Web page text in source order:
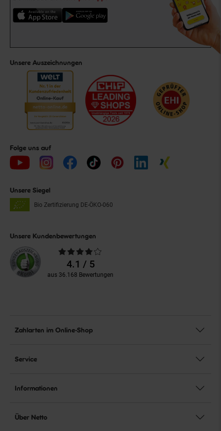
Unsere Auszeichnungen
Folge uns auf
Unsere Siegel
Bio Zertifizierung DE-ÖKO-060
Unsere Kundenbewertungen
Durchschnittliche
Bewertungen4.1 / 5
aus 36.168 Bewertungen
Zahlarten im Online-Shop
Service
Informationen
Über Netto